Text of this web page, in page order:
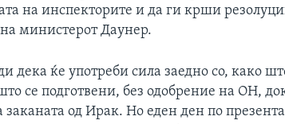
на инспекторите и да ги крши
министерот Даунер.
дека ќе употреби сила заедно со, како
се подготвени, без одобрение на ОН,
од Ирак. Но еден ден по